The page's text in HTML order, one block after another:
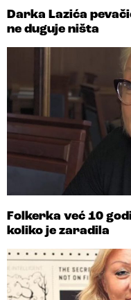
Darka Lazića
ne duguje ništa
Folkerka već 10
koliko je zaradila